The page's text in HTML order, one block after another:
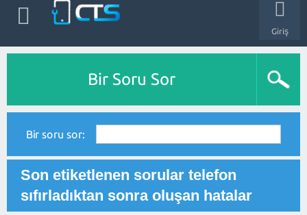
Giriş
Bir Soru Sor
Bir soru sor:
Son etiketlenen sorular telefon
sıfırladıktan sonra oluşan hatalar